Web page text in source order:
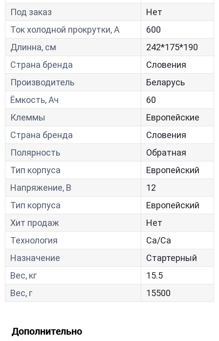
Под заказ
Нет
Ток холодной прокрутки, A
600
Длинна, см
242*175*190
Страна бренда
Словения
Производитель
Беларусь
Ёмкость, Ач
60
Клеммы
Европейские
Страна бренда
Словения
Полярность
Обратная
Тип корпуса
Европейский
Напряжение, В
12
Тип корпуса
Европейский
Хит продаж
Нет
Технология
Са/Са
Назначение
Стартерный
Вес, кг
15.5
Вес, г
15500
Дополнительно